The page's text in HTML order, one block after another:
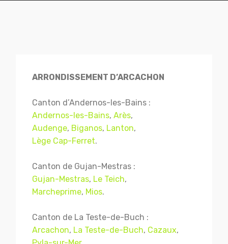
ARRONDISSEMENT D’ARCACHON
Canton d’Andernos-les-Bains :
Andernos-les-Bains, Arès,
Audenge, Biganos, Lanton,
Lège Cap-Ferret.
Canton de Gujan-Mestras :
Gujan-Mestras, Le Teich,
Marcheprime, Mios.
Canton de La Teste-de-Buch :
Arcachon, La Teste-de-Buch, Cazaux,